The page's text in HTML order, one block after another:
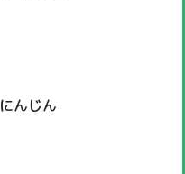
にんじん